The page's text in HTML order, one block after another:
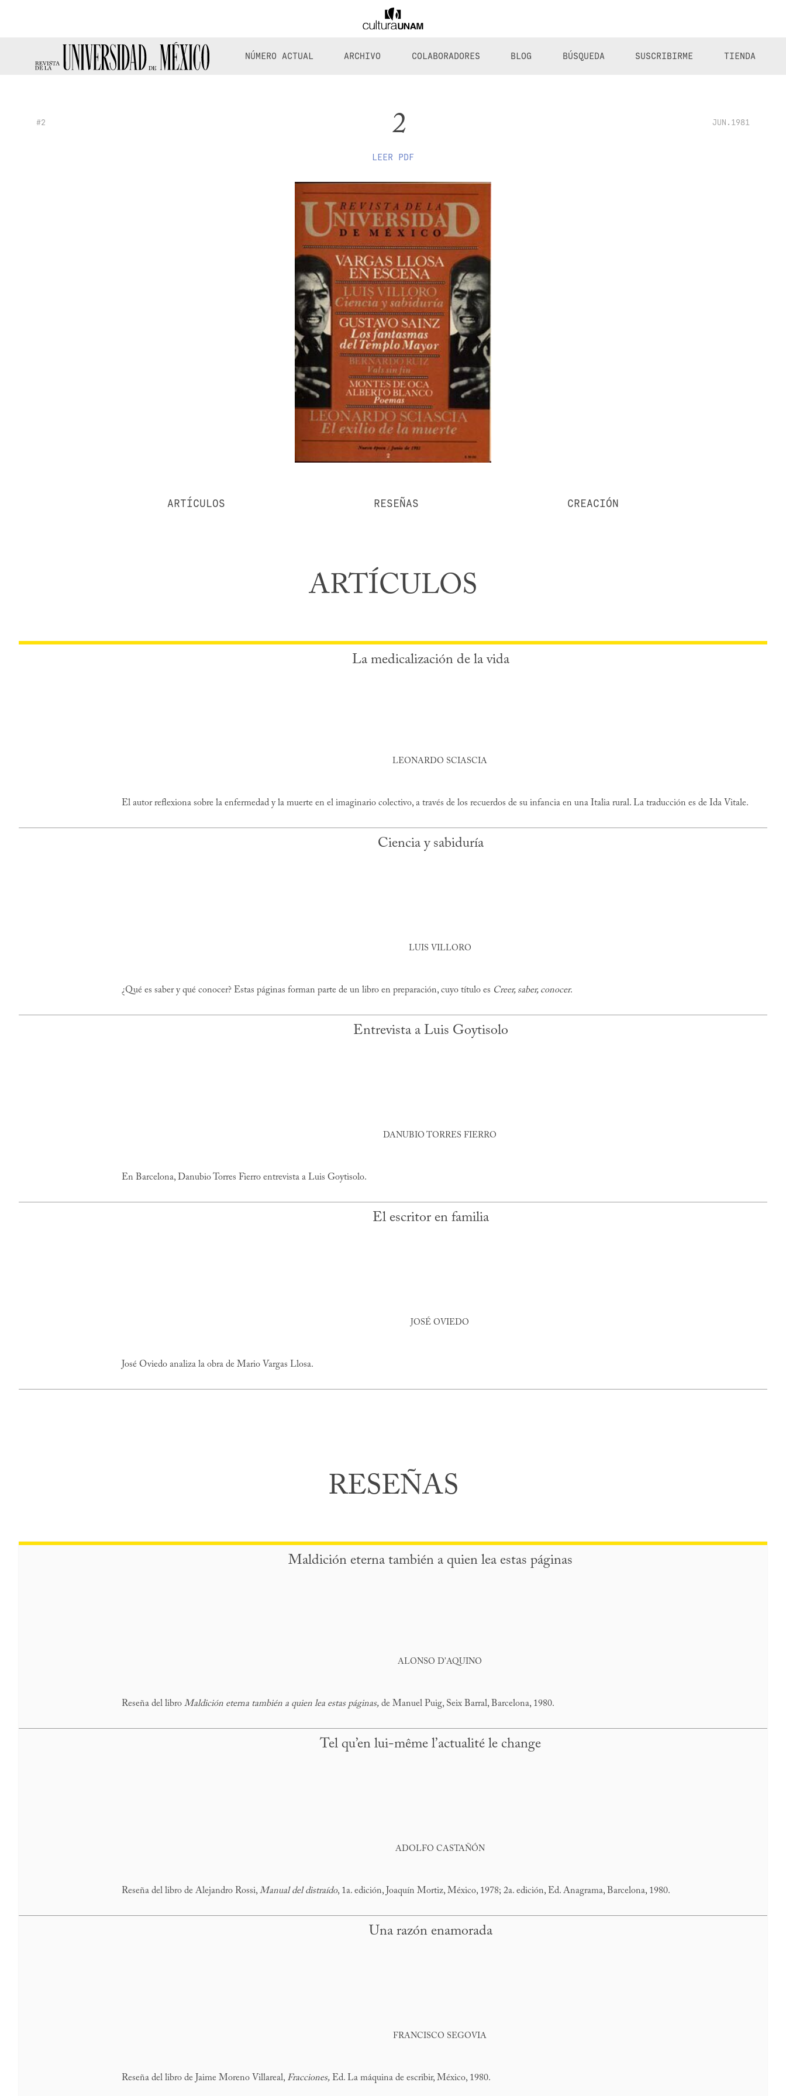
NÚMERO ACTUAL ARCHIVO COLABORADORES BLOG BÚSQUEDA SUSCRIBIRME TIENDA
#2 2 JUN.1981
LEER PDF
ARTÍCULOS RESEÑAS CREACIÓN
ARTÍCULOS
La medicalización de la vida
LEONARDO SCIASCIA
El autor reflexiona sobre la enfermedad y la muerte en el imaginario colectivo, a través de los recuerdos de su infancia en una Italia rural. La traducción es de Ida Vitale.
Ciencia y sabiduría
LUIS VILLORO
¿Qué es saber y qué conocer? Estas páginas forman parte de un libro en preparación, cuyo título es Creer, saber, conocer.
Entrevista a Luis Goytisolo
DANUBIO TORRES FIERRO
En Barcelona, Danubio Torres Fierro entrevista a Luis Goytisolo.
El escritor en familia
JOSÉ OVIEDO
José Oviedo analiza la obra de Mario Vargas Llosa.
RESEÑAS
Maldición eterna también a quien lea estas páginas
ALONSO D’AQUINO
Reseña del libro Maldición eterna también a quien lea estas páginas, de Manuel Puig, Seix Barral, Barcelona, 1980.
Tel qu’en lui-même l’actualité le change
ADOLFO CASTAÑÓN
Reseña del libro de Alejandro Rossi, Manual del distraído, 1a. edición, Joaquín Mortiz, México, 1978; 2a. edición, Ed. Anagrama, Barcelona, 1980.
Una razón enamorada
FRANCISCO SEGOVIA
Reseña del libro de Jaime Moreno Villareal, Fracciones, Ed. La máquina de escribir, México, 1980.